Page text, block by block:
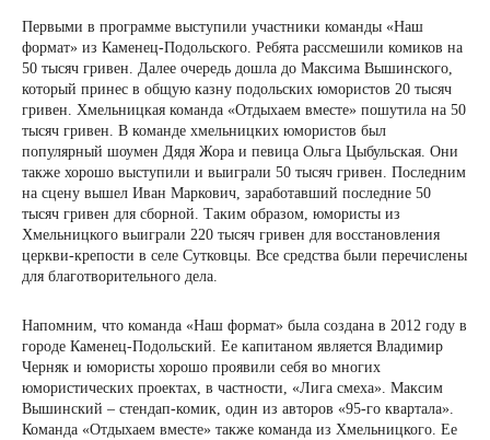
Первыми в программе выступили участники команды «Наш
формат» из Каменец-Подольского. Ребята рассмешили комиков на
50 тысяч гривен. Далее очередь дошла до Максима Вышинского,
который принес в общую казну подольских юмористов 20 тысяч
гривен. Хмельницкая команда «Отдыхаем вместе» пошутила на 50
тысяч гривен. В команде хмельницких юмористов был
популярный шоумен Дядя Жора и певица Ольга Цыбульская. Они
также хорошо выступили и выиграли 50 тысяч гривен. Последним
на сцену вышел Иван Маркович, заработавший последние 50
тысяч гривен для сборной. Таким образом, юмористы из
Хмельницкого выиграли 220 тысяч гривен для восстановления
церкви-крепости в селе Сутковцы. Все средства были перечислены
для благотворительного дела.
Напомним, что команда «Наш формат» была создана в 2012 году в
городе Каменец-Подольский. Ее капитаном является Владимир
Черняк и юмористы хорошо проявили себя во многих
юмористических проектах, в частности, «Лига смеха». Максим
Вышинский – стендап-комик, один из авторов «95-го квартала».
Команда «Отдыхаем вместе» также команда из Хмельницкого. Ее